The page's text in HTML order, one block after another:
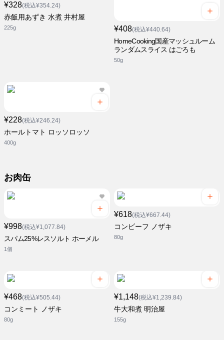
¥328(税込¥354.24)
赤飯用あずき 水煮 井村屋
225g ¥408(税込¥440.64)
HomeCooking国産マッシュルーム
ランダムスライス はごろも
50g
¥228(税込¥246.24)
ホールトマト ロッソロッソ
400g
お肉缶
¥998(税込¥1,077.84)
スパム25%レスソルト ホーメル
1個
¥618(税込¥667.44)
コンビーフ ノザキ
80g
¥468(税込¥505.44)
コンミート ノザキ
80g
¥1,148(税込¥1,239.84)
牛大和煮 明治屋
155g